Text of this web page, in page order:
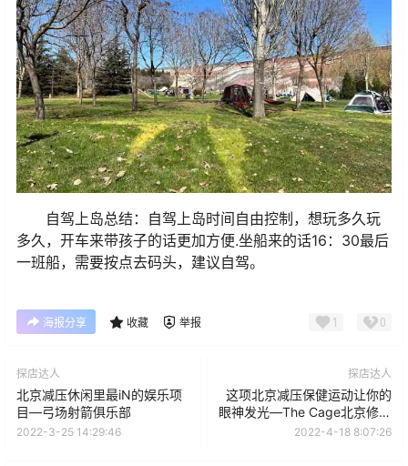
自驾上岛总结：自驾上岛时间自由控制，想玩多久玩
多久，开车来带孩子的话更加方便.坐船来的话16：30最后
一班船，需要按点去码头，建议自驾。
海报分享 收藏 举报 1 0
探店达人
北京减压休闲里最iN的娱乐项
目—弓场射箭俱乐部
2022-3-25 14:29:46
探店达人
这项北京减压保健运动让你的
眼神发光—The Cage北京修道
馆剑道
2022-4-18 8:07:26